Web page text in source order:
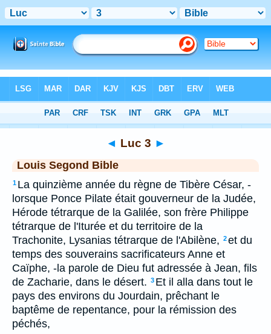
◄ Luc 3 ►
Louis Segond Bible
1 La quinzième année du règne de Tibère César, -
lorsque Ponce Pilate était gouverneur de la Judée,
Hérode tétrarque de la Galilée, son frère Philippe
tétrarque de l'Iturée et du territoire de la
Trachonite, Lysanias tétrarque de l'Abilène, 2et du
temps des souverains sacrificateurs Anne et
Caïphe, -la parole de Dieu fut adressée à Jean, fils
de Zacharie, dans le désert. 3 Et il alla dans tout le
pays des environs du Jourdain, prêchant le
baptême de repentance, pour la rémission des
péchés,